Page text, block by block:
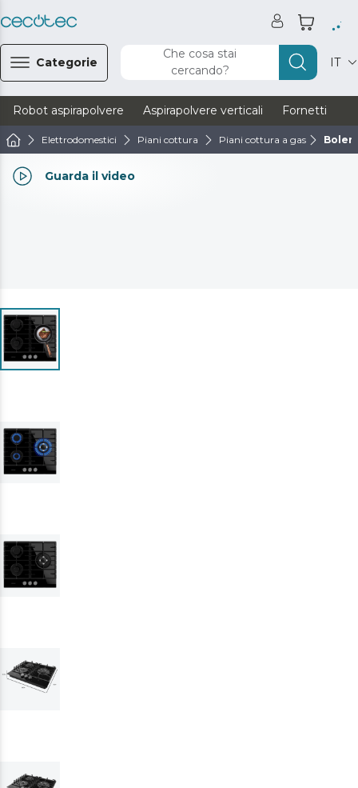
Categorie
Che cosa stai
cercando?
IT
Robot aspirapolvere Aspirapolvere verticali Fornetti
Elettrodomestici Piani cottura Piani cottura a gas
Guarda il video